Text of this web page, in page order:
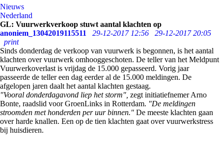
Nieuws
Nederland
GL: Vuurwerkverkoop stuwt aantal klachten op
anoniem_13042019115511
29-12-2017 12:56
29-12-2017 20:05
print
Sinds donderdag de verkoop van vuurwerk is begonnen, is het aantal
klachten over vuurwerk omhooggeschoten. De teller van het Meldpunt
Vuurwerkoverlast is vrijdag de 15.000 gepasseerd. Vorig jaar
passeerde de teller een dag eerder al de 15.000 meldingen. De
afgelopen jaren daalt het aantal klachten gestaag.
"Vooral donderdagavond liep het storm", zegt initiatiefnemer Arno
Bonte, raadslid voor GroenLinks in Rotterdam. "De meldingen
stroomden met honderden per uur binnen." De meeste klachten gaan
over harde knallen. Een op de tien klachten gaat over vuurwerkstress
bij huisdieren.